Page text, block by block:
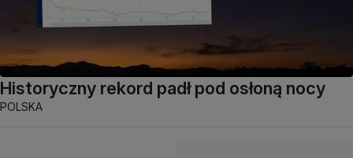
Historyczny rekord padł pod osłoną nocy
POLSKA